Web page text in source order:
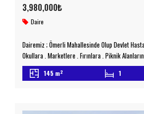
3,980,000₺
Daire
Dairemiz ; Ömerli Mahallesinde Olup Devlet
Okullara , Marketlere , Fırınlara , Piknik
Yürüme Mesafesindedir . Site İçerisinde Olan
Mantolama , Çift Asansör , 7/24 Güvenlik
145 m2 1